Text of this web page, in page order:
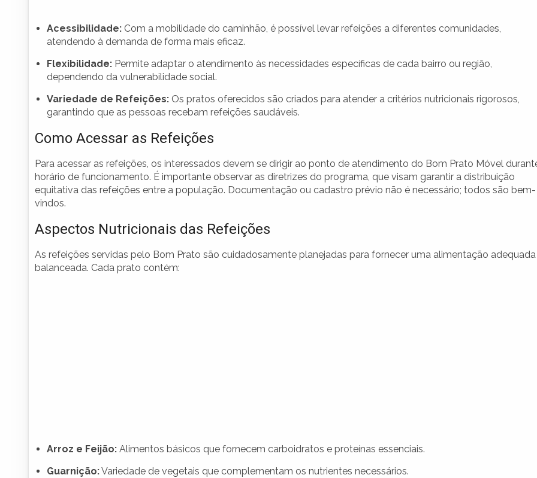
Acessibilidade: Com a mobilidade do caminhão, é possível levar refeições a diferentes comunidades,
atendendo à demanda de forma mais eficaz.
Flexibilidade: Permite adaptar o atendimento às necessidades específicas de cada bairro ou região,
dependendo da vulnerabilidade social.
Variedade de Refeições: Os pratos oferecidos são criados para atender a critérios nutricionais rigorosos,
garantindo que as pessoas recebam refeições saudáveis.
Como Acessar as Refeições
Para acessar as refeições, os interessados devem se dirigir ao ponto de atendimento do Bom Prato Móvel
horário de funcionamento. É importante observar as diretrizes do programa, que visam garantir a distribuição
equitativa das refeições entre a população. Documentação ou cadastro prévio não é necessário; todos são bem-
vindos.
Aspectos Nutricionais das Refeições
As refeições servidas pelo Bom Prato são cuidadosamente planejadas para fornecer uma alimentação
balanceada. Cada prato contém:
Arroz e Feijão: Alimentos básicos que fornecem carboidratos e proteínas essenciais.
Guarnição:Variedade de vegetais que complementam os nutrientes necessários.